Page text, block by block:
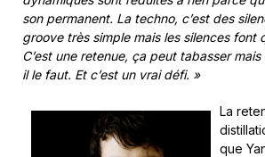
son permanent. La techno, c’est des
groove très simple mais les silences font
C’est une retenue, ça peut tabasser
il le faut. Et c’est un vrai défi. »
La
que